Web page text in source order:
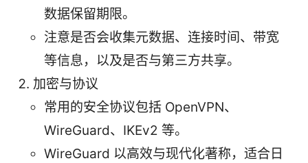
数据保留期限。
注意是否会收集元数据、连接时间、带宽
等信息，以及是否与第三方共享。
加密与协议
常用的安全协议包括 OpenVPN、
WireGuard、IKEv2 等。
WireGuard 以高效与现代化著称，适合日